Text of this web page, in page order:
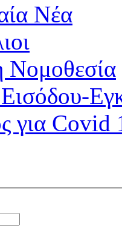
Νέα
Νομοθεσία
Εισόδου-
για Covid